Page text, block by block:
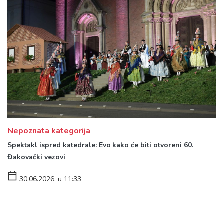
Nepoznata kategorija
Spektakl ispred katedrale: Evo kako će biti otvoreni 60.
Đakovački vezovi
30.06.2026. u 11:33